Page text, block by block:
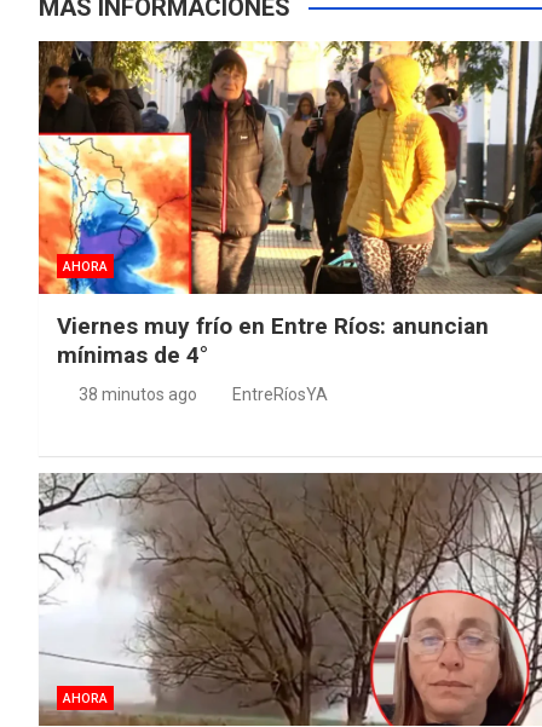
MÁS INFORMACIONES
AHORA
Viernes muy frío en Entre Ríos: anuncian
mínimas de 4°
38 minutos ago EntreRíosYA
AHORA